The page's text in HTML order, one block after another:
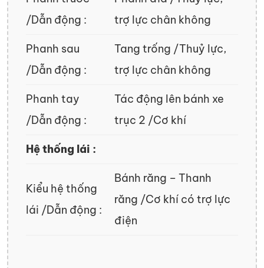
/Dẫn động :
trợ lực chân không
Phanh sau
/Dẫn động :
Tang trống /Thuỷ lực,
trợ lực chân không
Phanh tay
/Dẫn động :
Tác động lên bánh xe
trục 2 /Cơ khí
Hệ thống lái :
Kiểu hệ thống
lái /Dẫn động :
Bánh răng – Thanh
răng /Cơ khí có trợ lực
điện